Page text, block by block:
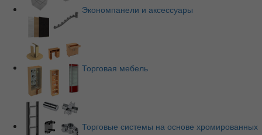
Экономпанели и аксессуары
Торговая мебель
Торговые системы на основе хромированных